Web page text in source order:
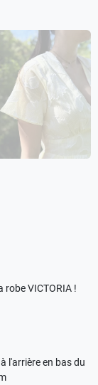
robe VICTORIA !
l'arrière en bas du